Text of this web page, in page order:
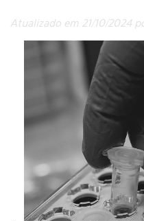
Atualizado em 21/10/2024